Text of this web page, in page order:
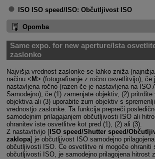
ISO ISO speed/ISO: Občutljivost ISO
Opomba
Same expo. for new aperture/Ista
zaslonko
Najvišja vrednost zaslonke se lahko zniža
načinu
M
(fotografiranje z ročno osvetlitvijo),
nastavljena ročno (razen če je nastavljena na ISO
Samodejno), če (1) zamenjate objektiv, (2)
objektiva ali (3) uporabite zum objektiv s
vrednostjo zaslonke. Ta funkcija prepreči
samodejnim prilagajanjem občutljivosti ISO ali
ohranitev iste osvetlitve kot pred (1), (2) ali (3).
Z nastavitvijo [ISO speed/Shutter speed/
zaklopa] je občutljivost ISO samodejno
občutljivosti ISO. Če osvetlitve ni mogoče ohraniti
občutljivosti ISO, je samodejno prilagojena hitrost